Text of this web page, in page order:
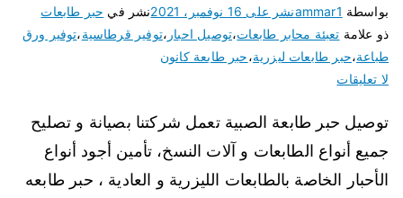
بواسطة ammar1نشر على 16 نوفمبر، 2021 نشر في حبر طابعات
ذو علامة تعبئة محابر طابعات،توصيل احبار ،توفير قرطاسية،توفير ورق
طباعة،حبر طابعات ليزرية،حبر طابعة كانون
لا تعليقات
توصيل حبر طابعة الصبية تعمل شركتنا بصيانة و تصليح
جميع أنواع الطابعات و آلات النسخ، تأمين أجود أنواع
الأحبار الخاصة بالطابعات الليزرية و العادية ، حبر طابعه